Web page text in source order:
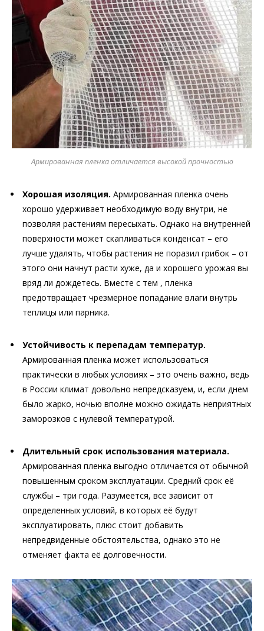
Армированная пленка отличается высокой прочностью
Хорошая изоляция. Армированная пленка очень
хорошо удерживает необходимую воду внутри, не
позволяя растениям пересыхать. Однако на внутренней
поверхности может скапливаться конденсат – его
лучше удалять, чтобы растения не поразил грибок – от
этого они начнут расти хуже, да и хорошего урожая вы
вряд ли дождетесь. Вместе с тем , пленка
предотвращает чрезмерное попадание влаги внутрь
теплицы или парника.
Устойчивость к перепадам температур.
Армированная пленка может использоваться
практически в любых условиях – это очень важно, ведь
в России климат довольно непредсказуем, и, если днем
было жарко, ночью вполне можно ожидать неприятных
заморозков с нулевой температурой.
Длительный срок использования материала.
Армированная пленка выгодно отличается от обычной
повышенным сроком эксплуатации. Средний срок её
службы – три года. Разумеется, все зависит от
определенных условий, в которых её будут
эксплуатировать, плюс стоит добавить
непредвиденные обстоятельства, однако это не
отменяет факта её долговечности.